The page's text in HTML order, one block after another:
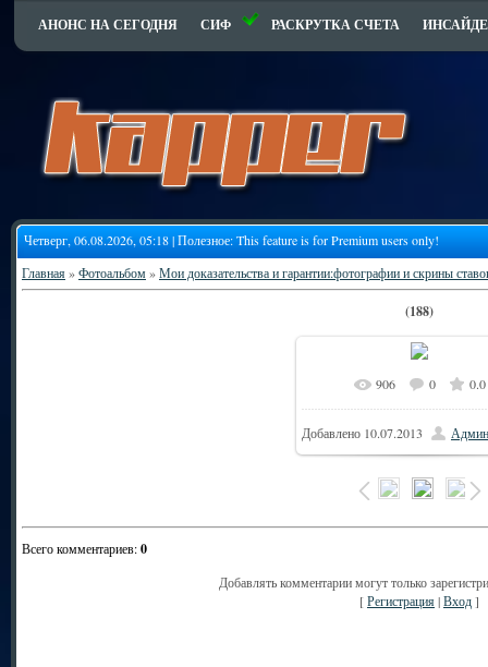
АНОНС НА СЕГОДНЯ СИФ РАСКРУТКА СЧЕТА
Четверг, 06.08.2026, 05:18 | Полезное:This feature is for Premium users only!
Главная»Фотоальбом»Мои доказательства и гарантии:фотографии и скрины
(188)
В реальном размере
79.9Kb
906 0 0.0
Добавлено 10.07.2013
Всего комментариев:0
Добавлять комментарии могут только
[Регистрация|Вход]